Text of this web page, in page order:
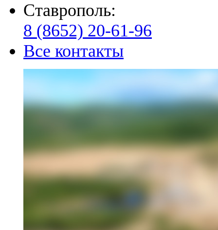
Ставрополь:
8 (8652) 20-61-96
Все контакты